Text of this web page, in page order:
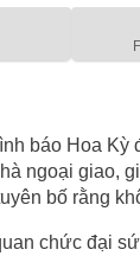
báo Hoa Kỳ
ngoại giao,
bố rằng
chức đại